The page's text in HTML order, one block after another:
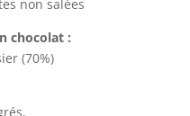
non salées
chocolat :
(70%)